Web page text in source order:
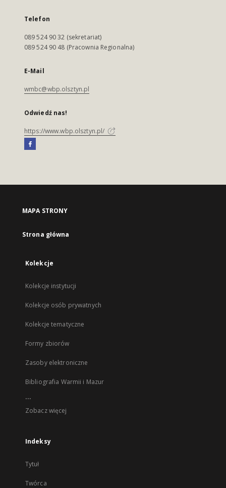
Telefon
089 524 90 32 (sekretariat)
089 524 90 48 (Pracownia Regionalna)
E-Mail
wmbc@wbp.olsztyn.pl
Odwiedź nas!
https://www.wbp.olsztyn.pl/
MAPA STRONY
Strona główna
Kolekcje
Kolekcje instytucji
Kolekcje osób prywatnych
Kolekcje tematyczne
Formy zbiorów
Zasoby elektroniczne
Bibliografia Warmii i Mazur
...
Zobacz więcej
Indeksy
Tytuł
Twórca